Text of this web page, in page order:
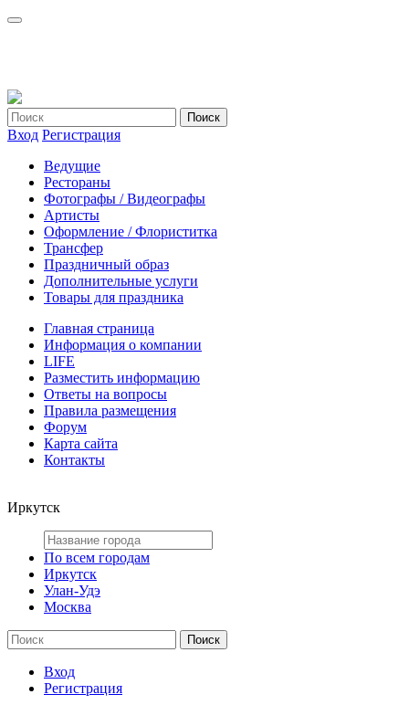
Вход Регистрация
Ведущие
Рестораны
Фотографы / Видеографы
Артисты
Оформление / Флориститка
Трансфер
Праздничный образ
Дополнительные услуги
Товары для праздника
Главная страница
Информация о компании
LIFE
Разместить информацию
Ответы на вопросы
Правила размещения
Форум
Карта сайта
Контакты
Иркутск
По всем городам
Иркутск
Улан-Удэ
Москва
Вход
Регистрация